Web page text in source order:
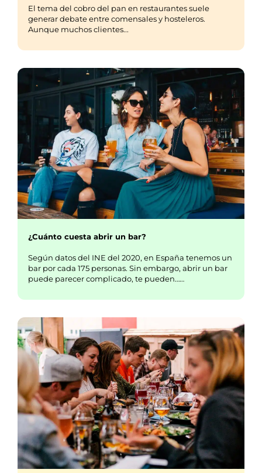
El tema del cobro del pan en restaurantes suele
generar debate entre comensales y hosteleros.
Aunque muchos clientes...
¿Cuánto cuesta abrir un bar?
Según datos del INE del 2020, en España tenemos un
bar por cada 175 personas. Sin embargo, abrir un bar
puede parecer complicado, te pueden……